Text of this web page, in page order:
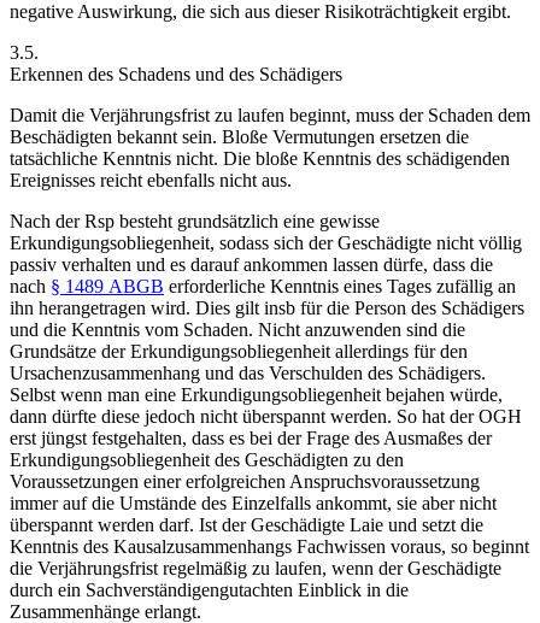
negative Auswirkung, die sich aus dieser Risikoträchtigkeit ergibt.
3.5.
Erkennen des Schadens und des Schädigers
Damit die Verjährungsfrist zu laufen beginnt, muss der Schaden dem
Beschädigten bekannt sein. Bloße Vermutungen ersetzen die
tatsächliche Kenntnis nicht. Die bloße Kenntnis des schädigenden
Ereignisses reicht ebenfalls nicht aus.
Nach der Rsp besteht grundsätzlich eine gewisse
Erkundigungsobliegenheit, sodass sich der Geschädigte nicht völlig
passiv verhalten und es darauf ankommen lassen dürfe, dass die
nach § 1489 ABGB erforderliche Kenntnis eines Tages zufällig an
ihn herangetragen wird. Dies gilt insb für die Person des Schädigers
und die Kenntnis vom Schaden. Nicht anzuwenden sind die
Grundsätze der Erkundigungsobliegenheit allerdings für den
Ursachenzusammenhang und das Verschulden des Schädigers.
Selbst wenn man eine Erkundigungsobliegenheit bejahen würde,
dann dürfte diese jedoch nicht überspannt werden. So hat der OGH
erst jüngst festgehalten, dass es bei der Frage des Ausmaßes der
Erkundigungsobliegenheit des Geschädigten zu den
Voraussetzungen einer erfolgreichen Anspruchsvoraussetzung
immer auf die Umstände des Einzelfalls ankommt, sie aber nicht
überspannt werden darf. Ist der Geschädigte Laie und setzt die
Kenntnis des Kausalzusammenhangs Fachwissen voraus, so beginnt
die Verjährungsfrist regelmäßig zu laufen, wenn der Geschädigte
durch ein Sachverständigengutachten Einblick in die
Zusammenhänge erlangt.